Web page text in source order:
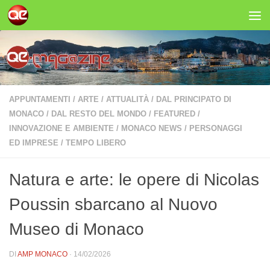
Salta al contenuto
APPUNTAMENTI / ARTE / ATTUALITÀ / DAL PRINCIPATO DI
MONACO / DAL RESTO DEL MONDO / FEATURED /
INNOVAZIONE E AMBIENTE / MONACO NEWS / PERSONAGGI
ED IMPRESE / TEMPO LIBERO
Natura e arte: le opere di Nicolas
Poussin sbarcano al Nuovo
Museo di Monaco
DI AMP MONACO · 14/02/2026